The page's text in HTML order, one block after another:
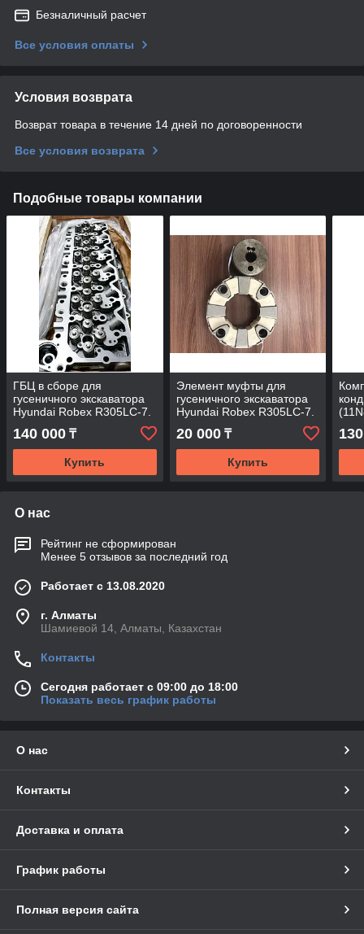
Безналичный расчет
Все условия оплаты
Условия возврата
Возврат товара в течение 14 дней по договоренности
Все условия возврата
Подобные товары компании
ГБЦ в сборе для
гусеничного экскаватора
Hyundai Robex R305LC-7.
140 000 ₸
Купить
Элемент муфты для
гусеничного экскаватора
Hyundai Robex R305LC-7.
20 000₸
Купить
О нас
Рейтинг не сформирован
Менее 5 отзывов за последний год
Работает с 13.08.2020
г. Алматы
Шамиевой 14, Алматы, Казахстан
Контакты
Сегодня работает с 09:00 до 18:00
Показать весь график работы
О нас
Контакты
Доставка и оплата
График работы
Полная версия сайта